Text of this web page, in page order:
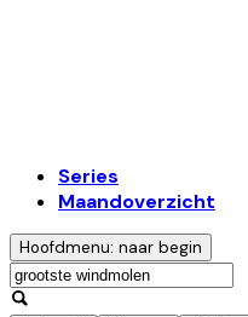
Series
Maandoverzicht
Hoofdmenu: naar begin